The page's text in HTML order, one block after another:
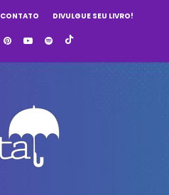
CONTATO DIVULGUE SEU LIVRO!